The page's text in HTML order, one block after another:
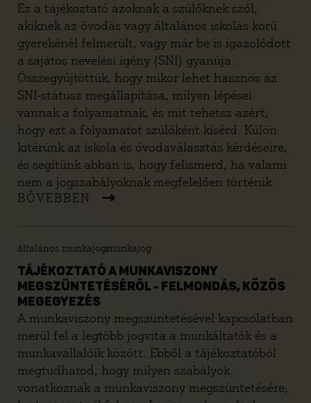
Ez a tájékoztató azoknak a szülőknek szól,
akiknek az óvodás vagy általános iskolás korú
gyerekénél felmerült, vagy már be is igazolódott
a sajátos nevelési igény (SNI) gyanúja.
Összegyűjtöttük, hogy mikor lehet hasznos az
SNI-státusz megállapítása, milyen lépései
vannak a folyamatnak, és mit tehetsz azért,
hogy ezt a folyamatot szülőként kísérd. Külön
kitérünk az iskola és óvodaválasztás kérdéseire,
és segítünk abban is, hogy felismerd, ha valami
nem a jogszabályoknak megfelelően történik.
BŐVEBBEN
általános munkajogmunkajog
TÁJÉKOZTATÓ A MUNKAVISZONY
MEGSZÜNTETÉSÉRŐL - FELMONDÁS, KÖZÖS
MEGEGYEZÉS
A munkaviszony megszüntetésével kapcsolatban
merül fel a legtöbb jogvita a munkáltatók és a
munkavállalóik között. Ebből a tájékoztatóból
megtudhatod, hogy milyen szabályok
vonatkoznak a munkaviszony megszüntetésére,